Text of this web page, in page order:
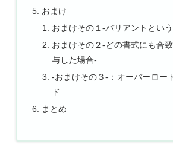
おまけ
おまけその１-バリアントとい
おまけその２-どの書式にも合
与した場合-
-おまけその３-：オーバーロー
ド
まとめ